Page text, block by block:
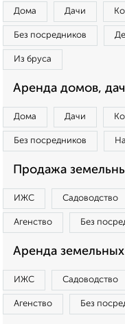
Дома Дачи
Без посредников
Из бруса
Аренда домов,
Дома Дачи
Без посредников
Продажа
ИЖС Садоводство
Агенство Без
Аренда земельных
ИЖС Садоводство
Агенство Без